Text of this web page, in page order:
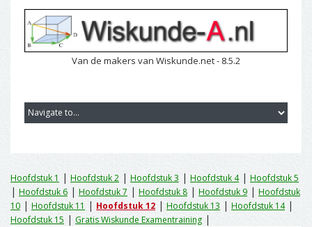
Van de makers van Wiskunde.net - 8.5.2
Hoofdstuk 1 | Hoofdstuk 2 | Hoofdstuk 3 | Hoofdstuk 4| Hoofdstuk 5
| Hoofdstuk 6 | Hoofdstuk 7 | Hoofdstuk 8 | Hoofdstuk 9 | Hoofdstuk
10 | Hoofdstuk 11 | Hoofdstuk 12 | Hoofdstuk 13 | Hoofdstuk 14|
Hoofdstuk 15 | Gratis Wiskunde Examentraining |